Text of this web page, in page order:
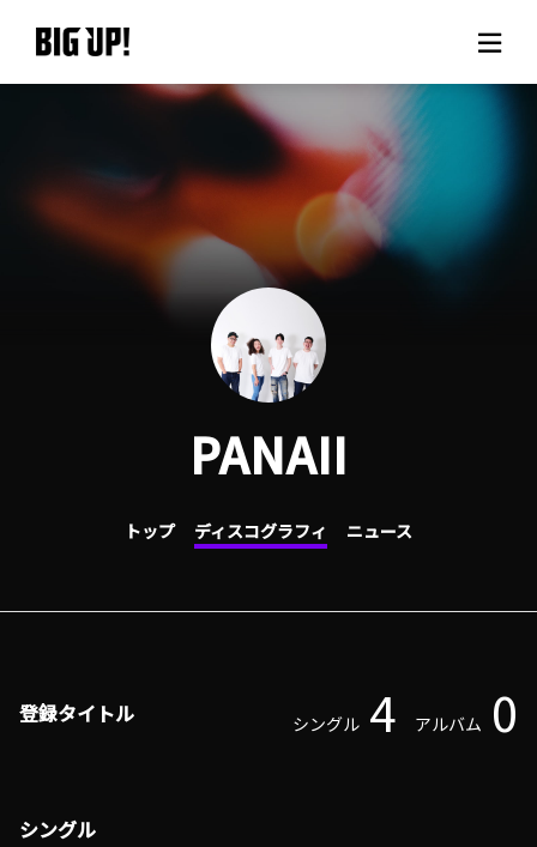
BIG UP!について
ニュース
料金プラン
サポート
ご利用の流れ
よくある質問
PANAII
トップ ディスコグラフィ ニュース
登録タイトル シングル 4 アルバム 0
シングル